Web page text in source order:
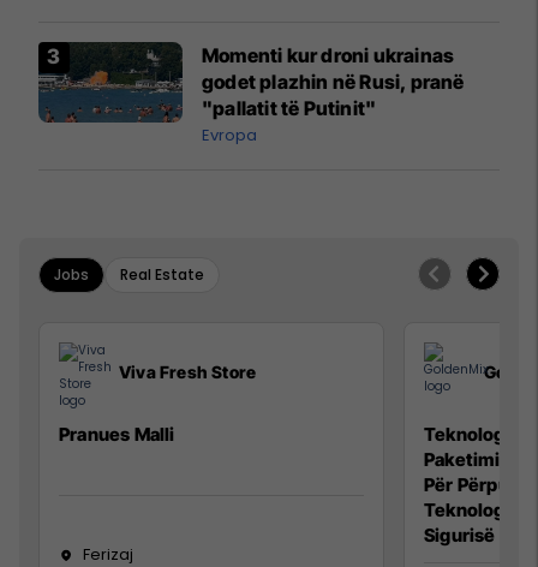
Momenti kur droni ukrainas
godet plazhin në Rusi, pranë
"pallatit të Putinit"
Evropa
Jobs Real Estate
Viva Fresh Store
Pranues Malli
Ferizaj
Teknolog/e
Paketimin e
Për
Teknolog/e
Sigurisë së